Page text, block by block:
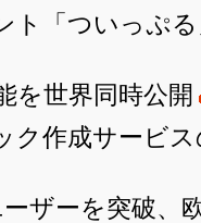
ト「ついっぷ
を世界同時公開
ク作成サービ
ーザーを突破、